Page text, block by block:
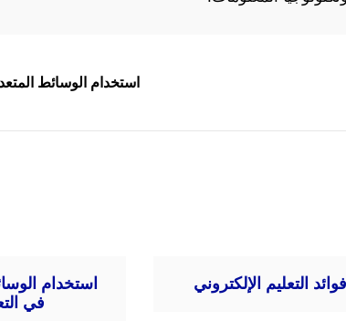
استخدام الوسائط
فوائد التعليم الإلكتروني
استخدام
في